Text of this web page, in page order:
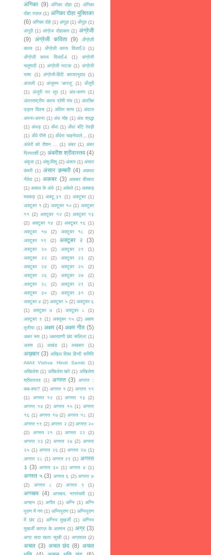
अंगिका (9) अंगिका दोहा (2) अंगिका
दोहा ग़ज़ल (1) अंगिका दोहा मुक्तिका
(6) अंगिका दोहे (1) अंगूठा (1) अँगूठा (1)
अंगूठी (1) अंग्रेज दोहाकार (1) अंग्रेजी
(9)
अंग्रेजी कविता (9)
अँग्रेज़ी
काव्य (1) अँग्रेज़ी काव्य विधाएँ-3
(1)
अँग्रेज़ी काव्य विधाएँ-4
(1)
अंग्रेजी
चतुष्पदी (1) अंग्रेजी नाटक (1) अंग्रेजी
भाषा
(1) अंग्रेजी-हिंदी काव्यानुवाद (1)
अंजली (1) अंजुमन 'आरज़ू' (1) अँजुरी
(1) अंजुरी भर धूप (1) अंतःकरण (1)
अंतरराष्ट्रीय काव्य प्रेमी मंच (1) अंतरिक्ष
उड़ान दिवस (1) अंतिम सत्य (1) अंदाज
अपना-अपना (1) अंध मोह (1) अंध श्रद्धा
(1) अंधड़ (1) अँधा (1) अँधा बाँटे रेवड़ी
(1) अँधे पीसे (1) अँधेरा चाहनेवाले...
(1)
अंधेरों को रौशन ...
(1) अंबर (1) अंबर
प्रियदर्शी (2) अंबरीश श्रीवास्तव (4)
अंबुजा (1) अंशु-मिंशू (2) अंसार (1) अंसार
कंबरी (1) अंसार क़म्बरी (4) अकथा
नैवेद्य (1) अकबर (3) अकबर बीरबल
(1) अकल के अंधे (1) अकेले (1) अक्कड़
मक्कड़ (1) अक्टू.३१ (1) अक्टूबर (1)
अक्टूबर १ (2) अक्टूबर १० (1) अक्टूबर
११ (2) अक्टूबर १२ (2) अक्टूबर १३
(2) अक्टूबर १४ (2) अक्टूबर १६ (1)
अक्टूबर १७
(2) अक्टूबर १८
(2)
अक्टूबर १९
(2) अक्टूबर २ (3)
अक्टूबर २० (2) अक्टूबर २१
(1)
अक्टूबर २२
(2) अक्टूबर २३
(2)
अक्टूबर २४
(2) अक्टूबर २५
(2)
अक्टूबर २६
(2) अक्टूबर २७
(2)
अक्टूबर २८
(2) अक्टूबर २९
(1)
अक्टूबर ३०
(2) अक्टूबर ३१
(1)
अक्टूबर ४ (2) अक्टूबर ५ (2) अक्टूबर ६
(1)
अक्टूबर ७ (1) अक्टूबर ८
(1)
अक्टूबर ९ (1) अक्तूबर १५ (2) अक्षय
तृतीया (1) अक्षर (4) अक्षर गीत (5)
अक्षर रूप (1) अक्षरवाणी छंद सलिला (1)
अक्स
(1) अखंड (1) अखबार (1)
अख़बार (3) अखिल विश्व हिन्दी समिति
Akhil Vishva Hindi Samiti
(1)
अखिलेश (1) अखिलेश खरे (1) अखिलेश
श्रीवास्तव (1) अगस्त (3) अगस्त :
कब-क्या? (2) अगस्त १ (2) अगस्त ११
(1)
अगस्त १२ (1) अगस्त १३
(2)
अगस्त १४ (2) अगस्त १५ (1) अगस्त
१६ (1) अगस्त १७ (2) अगस्त १८ (2)
अगस्त १९ (2) अगस्त २ (2) अगस्त २०
(2)
अगस्त २१ (1) अगस्त २२
(2)
अगस्त २३ (2) अगस्त २४ (2) अगस्त
२५ (1) अगस्त २६ (1) अगस्त २७ (1)
अगस्त २८ (1) अगस्त २९ (1) अगस्त
३ (3) अगस्त ३० (1) अगस्त ४ (1)
अगस्त ५ (3) अगस्त ६ (2) अगस्त ७
(2)
अगस्त ८ (2) अगस्त ९ (1)
अगस्त्य (4) अगस्त्य. नागपंचमी
(1)
अगहन (1) अगीत (1) अग्नि (1) अग्नि
पुराण में गण (1) अग्निपुराण (1) अग्निपुराण
में छंद (1) अग्निभ मुखर्जी (1) अग्निभ
मुखर्जी कागज़ के अरमान (1) अग्र (3)
अग्र सदा रहता सुखी (1) अग्रवाल (2)
अचल (3) अचल छंद (8) अचल